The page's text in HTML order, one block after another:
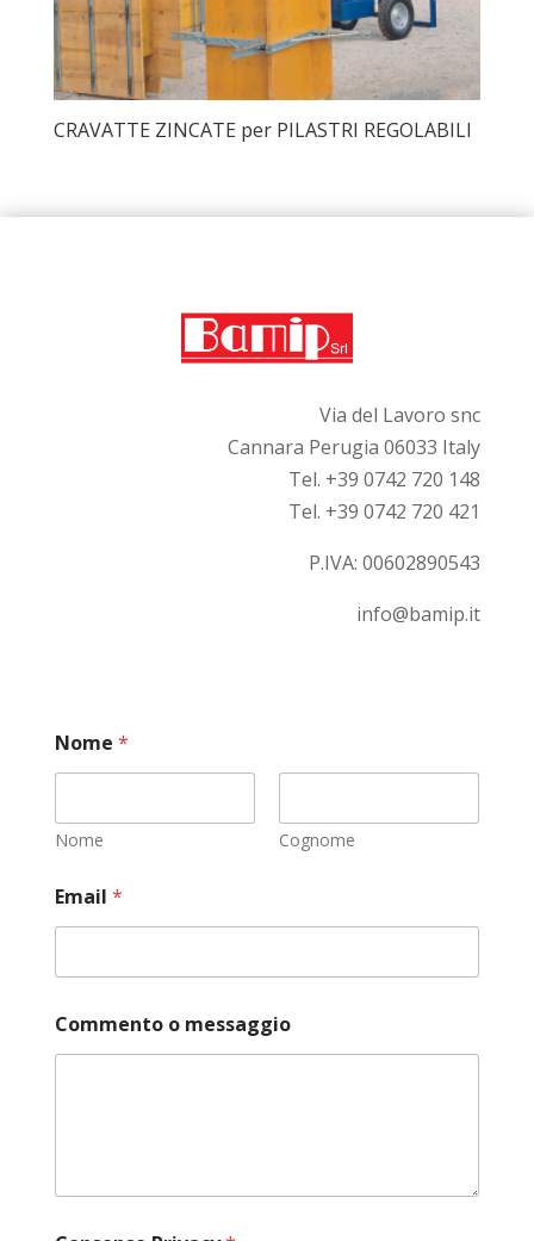
CRAVATTE ZINCATE per PILASTRI REGOLABILI
Via del Lavoro snc
Cannara Perugia 06033 Italy
Tel. +39 0742 720 148
Tel. +39 0742 720 421
P.IVA:00602890543
info@bamip.it
Nome *
Nome Cognome
*
E
a
l
Email *
Commento o messaggio